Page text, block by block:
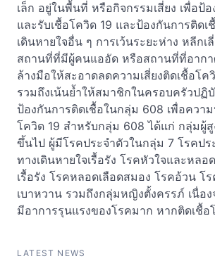
เล็ก อยู่ในพื้นที่ หรือกิจกรรมเสี่ยง เพื่อป้
และรับเชื้อโควิด 19 และป้องกันการติดเ
เดินหายใจอื่น ๆ การเว้นระยะห่าง หลีกเ
สถานที่ที่มีผู้คนแออัด หรือสถานที่ที่อาก
ล้างมือให้สะอาดลดความเสี่ยงติดเชื้อโ
รวมถึงเน้นย้ำให้สมาชิกในครอบครัวปฏิ
ป้องกันการติดเชื้อในกลุ่ม 608 เพื่อควา
โควิด 19 สำหรับกลุ่ม 608 ได้แก่ กลุ่มผู้
ขึ้นไป ผู้มีโรคประจำตัวในกลุ่ม 7 โรคปร
ทางเดินหายใจเรื้อรัง โรคหัวใจและหลอ
เรื้อรัง โรคหลอดเลือดสมอง โรคอ้วน โ
เบาหวาน รวมถึงกลุ่มหญิงตั้งครรภ์ เนื่อ
มีอาการรุนแรงของโรคมาก หากติดเชื้อ
LATEST NEWS